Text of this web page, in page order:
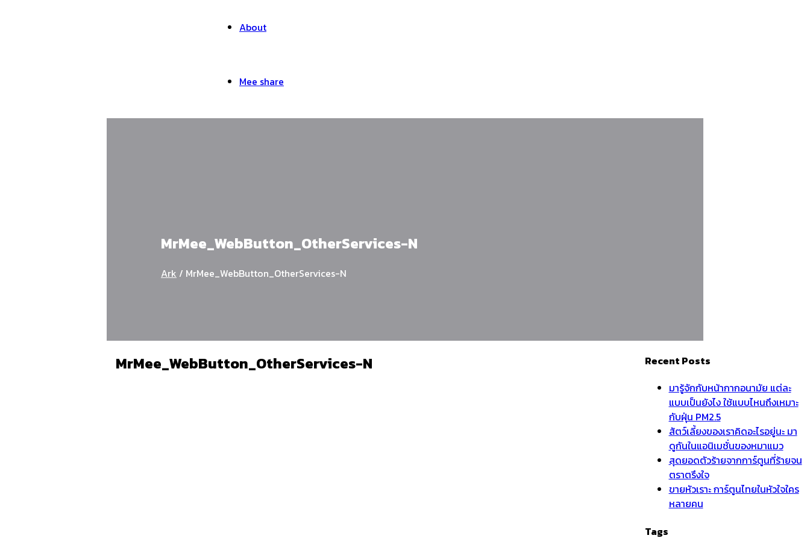
About
Mee share
MrMee_WebButton_OtherServices-N
Ark / MrMee_WebButton_OtherServices-N
MrMee_WebButton_OtherServices-N
Recent Posts
มารู้จักกับหน้ากากอนามัย แต่ละ
แบบเป็นยังไง ใช้แบบไหนถึงเหมาะ
กับฝุ่น PM2.5
สัตว์เลี้ยงของเราคิดอะไรอยู่นะ มา
ดูกันในแอนิเมชั่นของหมาแมว
สุดยอดตัวร้ายจากการ์ตูนที่ร้ายจน
ตราตรึงใจ
ขายหัวเราะ การ์ตูนไทยในหัวใจใคร
หลายคน
Tags